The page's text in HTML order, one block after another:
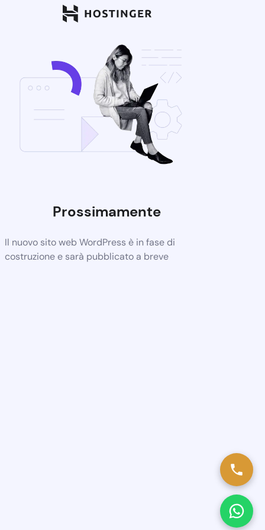
Prossimamente
Il nuovo sito web WordPress è in fase di
costruzione e sarà pubblicato a breve